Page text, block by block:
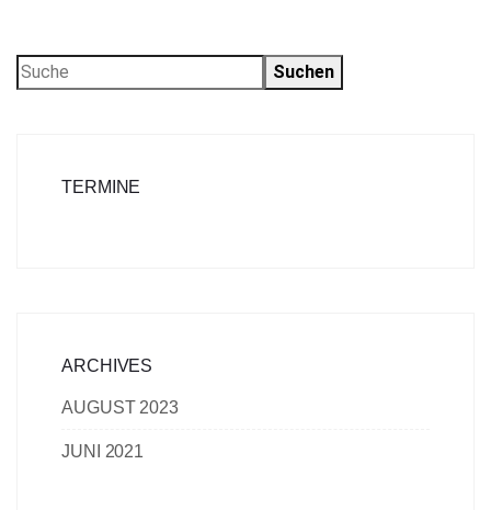
Suchen
TERMINE
ARCHIVES
AUGUST 2023
JUNI 2021